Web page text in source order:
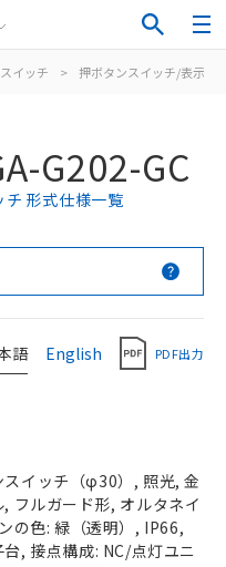
スイッチ > 押ボタンスイッチ/表示灯
G202-GC
形式仕様一覧
語 English PDF出力
スイッチ（φ30）, 照光, 金
フルガード形, オルタネイ
の色: 緑（透明）, IP66,
台, 接点構成: NC/点灯ユニ